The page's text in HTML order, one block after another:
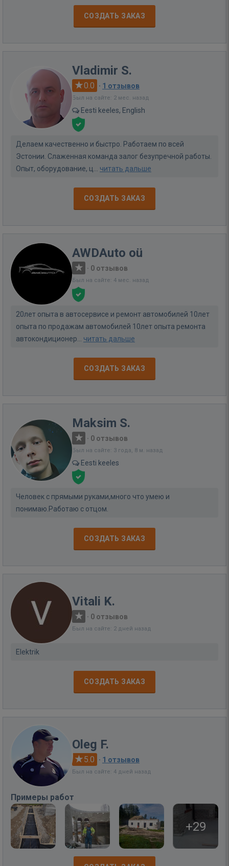
СОЗДАТЬ ЗАКАЗ
Vladimir S.
0.0 · 1 отзывов
Был на сайте: 2 мес. назад
Eesti keeles, English
Делаем качественно и быстро. Работаем по всей
Эстонии. Слаженная команда залог безупречной работы.
Опыт, оборудование, ц... читать дальше
СОЗДАТЬ ЗАКАЗ
AWDAuto oü
· 0 отзывов
Был на сайте: 4 мес. назад
20лет опыта в автосервисе и ремонт автомобилей 10лет
опыта по продажам автомобилей 10лет опыта ремонта
автокондиционер... читать дальше
СОЗДАТЬ ЗАКАЗ
Maksim S.
· 0 отзывов
Был на сайте: 3 года, 8 м. назад
Eesti keeles
Человек с прямыми руками,много что умею и
понимаю.Работаю с отцом.
СОЗДАТЬ ЗАКАЗ
Vitali K.
· 0 отзывов
Был на сайте: 2 дней назад
Elektrik
СОЗДАТЬ ЗАКАЗ
Oleg F.
5.0 · 1 отзывов
Был на сайте: 4 дней назад
Примеры работ
+29